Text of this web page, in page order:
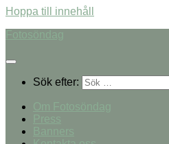
Hoppa till innehåll
Fotosöndag
Sök efter:
Om Fotosöndag
Press
Banners